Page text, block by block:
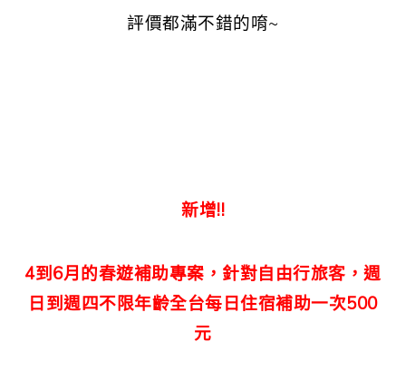
評價都滿不錯的唷~
新增!!
4到6月的春遊補助專案，針對自由行旅客，週
日到週四不限年齡全台每日住宿補助一次500
元